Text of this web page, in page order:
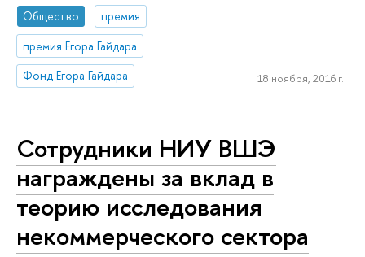
Общество
премия
премия Егора Гайдара
Фонд Егора Гайдара
18 ноября, 2016 г.
Сотрудники НИУ ВШЭ
награждены за вклад в
теорию исследования
некоммерческого сектора